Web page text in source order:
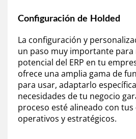
Configuración de Holded
La configuración y
un paso muy importante para
potencial del ERP en tu
ofrece una amplia gama de
para usar, adaptarlo
necesidades de tu negocio
proceso esté alineado con
operativos y estratégicos.